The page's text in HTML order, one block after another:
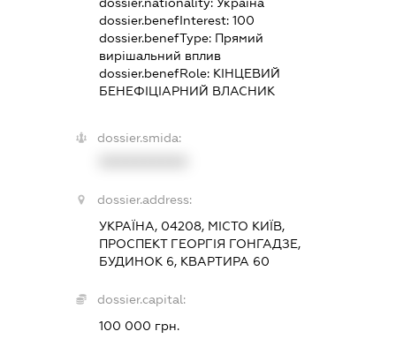
dossier.benefInterest: 100
dossier.benefType: Прямий
вирішальний вплив
dossier.benefRole: КІНЦЕВИЙ
БЕНЕФІЦІАРНИЙ ВЛАСНИК
dossier.smida:
dossier.address:
УКРАЇНА, 04208, МІСТО КИЇВ,
ПРОСПЕКТ ГЕОРГІЯ ГОНГАДЗЕ,
БУДИНОК 6, КВАРТИРА 60
dossier.capital:
100 000 грн.